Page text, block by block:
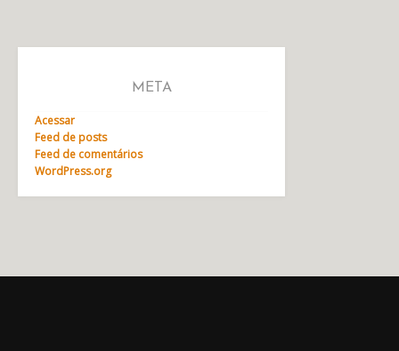
META
Acessar
Feed de posts
Feed de comentários
WordPress.org